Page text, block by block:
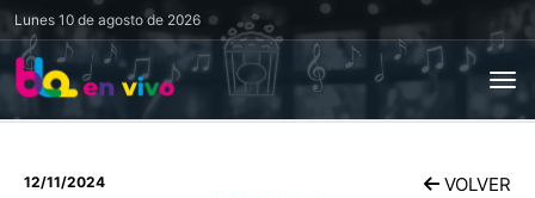
Lunes 10 de agosto de 2026
12/11/2024 VOLVER